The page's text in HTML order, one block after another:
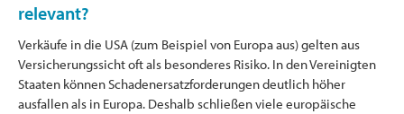
relevant?
Verkäufe in die USA (zum Beispiel von Europa aus) gelten aus
Versicherungssicht oft als besonderes Risiko. In den Vereinigten
Staaten können Schadenersatzforderungen deutlich höher
ausfallen als in Europa. Deshalb schließen viele europäische